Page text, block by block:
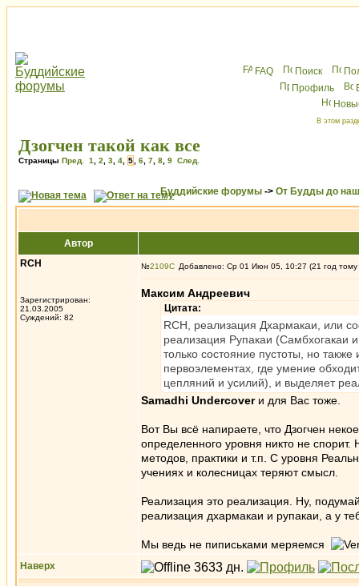
FAQ Поиск
Профиль
В этом
Дзогчен такой как все
Страницы Пред. 1 2 3 4 5 6 7 8 9 След.
Буддийские форумы -> От Будды до
Автор
RCH
Зарегистрирован:
21.03.2005
Суждений: 82
№2109 Добавлено: Ср 01 Июн 05, 10:27 (21 год тому
Максим Андреевич
Цитата:
RCH, реализация Дхармакаи, или
реализация Рупакаи (Самбхогакаи
только состояние пустоты, но
первоэлементах, где умение
цепляний и усилий), и выделяет
Samadhi Undercoverи для Вас тоже.
Вот Вы всё напираете, что Дзогчен
определенного уровня никто не спорит.
методов, практики и т.п. С уровня
учениях и колесницах теряют смысл.
Реализация это реализация. Ну,
реализация дхармакаи и рупакаи, а у
Мы ведь не пиписьками меряемся
Наверх